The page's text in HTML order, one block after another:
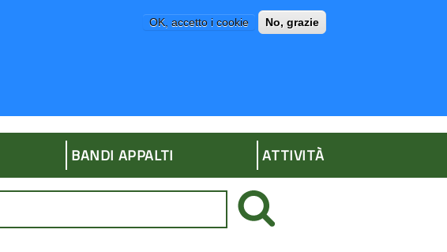
OK, accetto i cookie No, grazie
BANDI APPALTI ATTIVITÀ